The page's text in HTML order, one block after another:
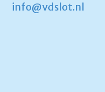
info@vdslot.nl